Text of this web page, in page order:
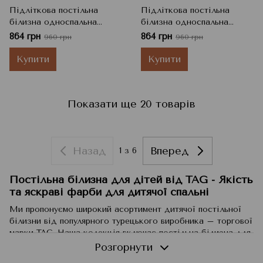
Підліткова постільна
білизна односпальна
ранфорс TAG R7623 100%
бавовна, 150x215 см, 50x70
см + 70x70 см
864 грн 960 грн
Купити
Підліткова постільна
білизна односпальна
ранфорс TAG R7625 100%
бавовна, 150x215 см, 50x70
см + 70x70 см
864 грн 960 грн
Купити
Показати ще 20 товарів
Назад 1 з 6 Вперед
Постільна білизна для дітей від TAG - Якість
та яскраві фарби для дитячої спальні
Ми пропонуємо широкий асортимент дитячої постільної
білизни від популярного турецького виробника – торгової
марки TAG. Наша колекція включає постільна білизна для
дітей різного віку і переваг. Ми пишаємося тим, що
можемо запропонувати вам не лише стильні, а й якісні
Розгорнути